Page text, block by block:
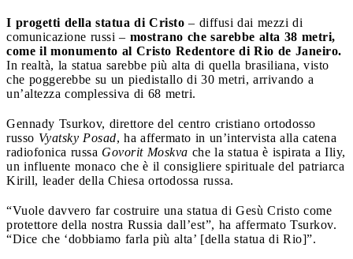
I progetti della statua di Cristo – diffusi dai mezzi di
comunicazione russi – mostrano che sarebbe alta 38 metri,
come il monumento al Cristo Redentore di Rio de Janeiro.
In realtà, la statua sarebbe più alta di quella brasiliana, visto
che poggerebbe su un piedistallo di 30 metri, arrivando a
un’altezza complessiva di 68 metri.
Gennady Tsurkov, direttore del centro cristiano ortodosso
russo Vyatsky Posad, ha affermato in un’intervista alla catena
radiofonica russa Govorit Moskva che la statua è ispirata a Iliy,
un influente monaco che è il consigliere spirituale del patriarca
Kirill, leader della Chiesa ortodossa russa.
“Vuole davvero far costruire una statua di Gesù Cristo come
protettore della nostra Russia dall’est”, ha affermato Tsurkov.
“Dice che ‘dobbiamo farla più alta’ [della statua di Rio]”.